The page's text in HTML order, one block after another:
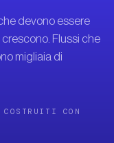
devono essere
Flussi che
migliaia di
CON